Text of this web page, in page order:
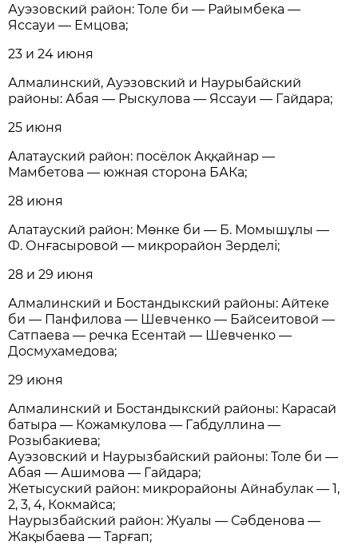
Ауэзовский район: Толе би — Райымбека —
Яссауи — Емцова;
23 и 24 июня
Алмалинский, Ауэзовский и Наурыбайский
районы: Абая — Рыскулова — Яссауи — Гайдара;
25 июня
Алатауский район: посёлок Аққайнар —
Мамбетова — южная сторона БАКа;
28 июня
Алатауский район: Мөнке би — Б. Момышұлы —
Ф. Онғасыровой — микрорайон Зерделі;
28 и 29 июня
Алмалинский и Бостандыкский районы: Айтеке
би — Панфилова — Шевченко — Байсеитовой —
Сатпаева — речка Есентай — Шевченко —
Досмухамедова;
29 июня
Алмалинский и Бостандыкский районы: Карасай
батыра — Кожамкулова — Габдуллина —
Розыбакиева;
Ауэзовский и Наурызбайский районы: Толе би —
Абая — Ашимова — Гайдара;
Жетысуский район: микрорайоны Айнабулак — 1,
2, 3, 4, Кокмайса;
Наурызбайский район: Жуалы — Сәбденова —
Жақыбаева — Тарғап;